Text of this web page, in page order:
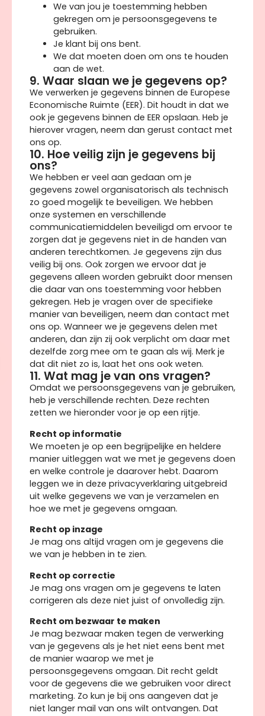
We van jou je toestemming hebben
gekregen om je persoonsgegevens te
gebruiken.
Je klant bij ons bent.
We dat moeten doen om ons te houden
aan de wet.
9. Waar slaan we je gegevens op?
We verwerken je gegevens binnen de Europese
Economische Ruimte (EER). Dit houdt in dat we
ook je gegevens binnen de EER opslaan. Heb je
hierover vragen, neem dan gerust contact met
ons op.
10. Hoe veilig zijn je gegevens bij
ons?
We hebben er veel aan gedaan om je
gegevens zowel organisatorisch als technisch
zo goed mogelijk te beveiligen. We hebben
onze systemen en verschillende
communicatiemiddelen beveiligd om ervoor te
zorgen dat je gegevens niet in de handen van
anderen terechtkomen. Je gegevens zijn dus
veilig bij ons. Ook zorgen we ervoor dat je
gegevens alleen worden gebruikt door mensen
die daar van ons toestemming voor hebben
gekregen. Heb je vragen over de specifieke
manier van beveiligen, neem dan contact met
ons op. Wanneer we je gegevens delen met
anderen, dan zijn zij ook verplicht om daar met
dezelfde zorg mee om te gaan als wij. Merk je
dat dit niet zo is, laat het ons ook weten.
11. Wat mag je van ons vragen?
Omdat we persoonsgegevens van je gebruiken,
heb je verschillende rechten. Deze rechten
zetten we hieronder voor je op een rijtje.
Recht op informatie
We moeten je op een begrijpelijke en heldere
manier uitleggen wat we met je gegevens doen
en welke controle je daarover hebt. Daarom
leggen we in deze privacyverklaring uitgebreid
uit welke gegevens we van je verzamelen en
hoe we met je gegevens omgaan.
Recht op inzage
Je mag ons altijd vragen om je gegevens die
we van je hebben in te zien.
Recht op correctie
Je mag ons vragen om je gegevens te laten
corrigeren als deze niet juist of onvolledig zijn.
Recht om bezwaar te maken
Je mag bezwaar maken tegen de verwerking
van je gegevens als je het niet eens bent met
de manier waarop we met je
persoonsgegevens omgaan. Dit recht geldt
voor de gegevens die we gebruiken voor direct
marketing. Zo kun je bij ons aangeven dat je
niet langer mail van ons wilt ontvangen. Dat